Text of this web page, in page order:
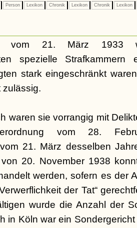
Person Lexikon Chronik Lexikon Chronik Lexikon
vom 21. März 1933
spezielle
stark eingeschränkt
zulässig.
waren sie vorrangig mit
vom 28.
21. März desselben
20. November 1938
werden, sofern es der
der Tat“
wurde die Anzahl der
in Köln war ein